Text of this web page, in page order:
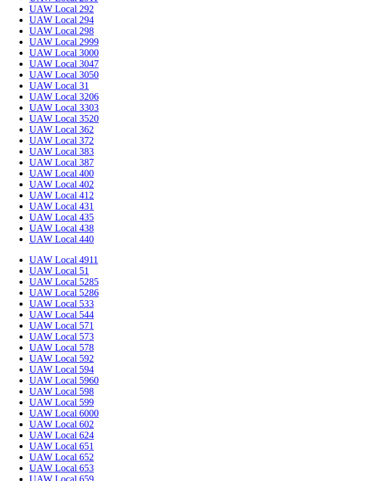
UAW Local 292
UAW Local 294
UAW Local 298
UAW Local 2999
UAW Local 3000
UAW Local 3047
UAW Local 3050
UAW Local 31
UAW Local 3206
UAW Local 3303
UAW Local 3520
UAW Local 362
UAW Local 372
UAW Local 383
UAW Local 387
UAW Local 400
UAW Local 402
UAW Local 412
UAW Local 431
UAW Local 435
UAW Local 438
UAW Local 440
UAW Local 4911
UAW Local 51
UAW Local 5285
UAW Local 5286
UAW Local 533
UAW Local 544
UAW Local 571
UAW Local 573
UAW Local 578
UAW Local 592
UAW Local 594
UAW Local 5960
UAW Local 598
UAW Local 599
UAW Local 6000
UAW Local 602
UAW Local 624
UAW Local 651
UAW Local 652
UAW Local 653
UAW Local 659